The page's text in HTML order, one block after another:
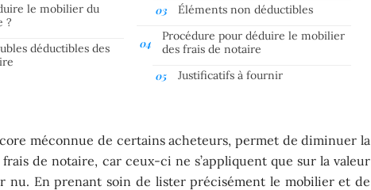
le mobilier du
?
déductibles des
Éléments non déductibles
Procédure pour déduire le mobilier
des frais de notaire
Justificatifs à fournir
méconnue de certains acheteurs, permet de diminuer la
frais de notaire, car ceux-ci ne s’appliquent que sur la valeur
nu. En prenant soin de lister précisément le mobilier et de